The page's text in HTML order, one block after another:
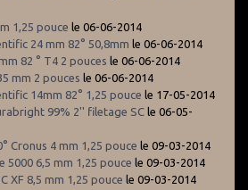
1,25 pouce le 06-06-2014
24 mm 82° 50,8mm le 06-06-2014
82 ° T4 2 pouces le 06-06-2014
mm 2 pouces le 06-06-2014
14mm 82° 1,25 pouce le 17-05-2014
99% 2'' filetage SC le 06-05-
Cronus 4 mm 1,25 pouce le 09-03-2014
5000 6,5 mm 1,25 pouce le 09-03-2014
XF 8,5 mm 1,25 pouce le 09-03-2014